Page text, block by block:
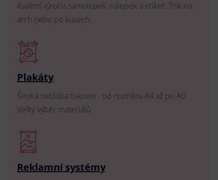
Kvalitní výroba samolepek, nálepek a etiket. Tisk na
arch nebo po kusech.
Plakáty
Široká nabídka tiskovin - od rozměru A4 až po A0.
Velký výběr materiálů.
Reklamní systémy